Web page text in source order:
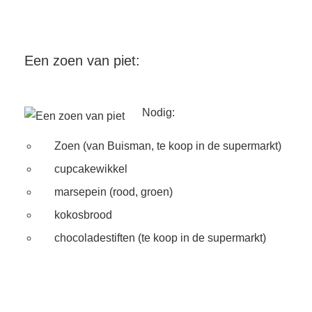
Een zoen van piet:
Nodig:
Zoen (van Buisman, te koop in de supermarkt)
cupcakewikkel
marsepein (rood, groen)
kokosbrood
chocoladestiften (te koop in de supermarkt)